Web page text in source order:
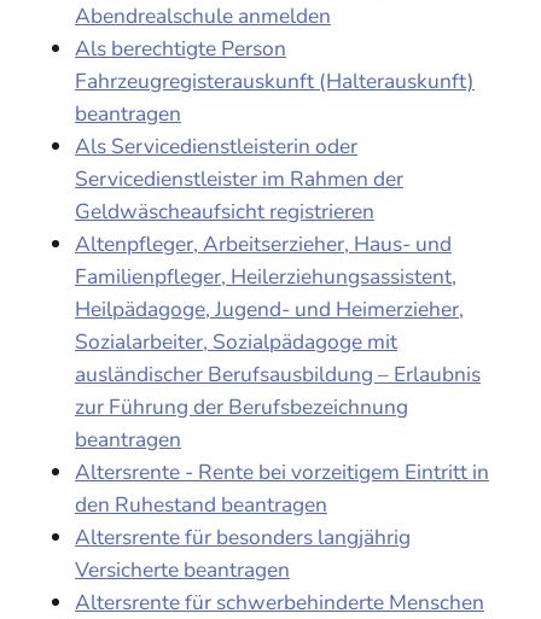
Abendrealschule anmelden
Als berechtigte Person
Fahrzeugregisterauskunft (Halterauskunft)
beantragen
Als Servicedienstleisterin oder
Servicedienstleister im Rahmen der
Geldwäscheaufsicht registrieren
Altenpfleger, Arbeitserzieher, Haus- und
Familienpfleger, Heilerziehungsassistent,
Heilpädagoge, Jugend- und Heimerzieher,
Sozialarbeiter, Sozialpädagoge mit
ausländischer Berufsausbildung – Erlaubnis
zur Führung der Berufsbezeichnung
beantragen
Altersrente - Rente bei vorzeitigem Eintritt in
den Ruhestand beantragen
Altersrente für besonders langjährig
Versicherte beantragen
Altersrente für schwerbehinderte Menschen